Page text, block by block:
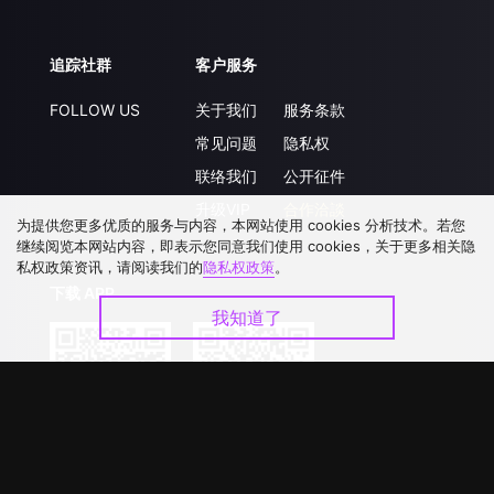
追踪社群
FOLLOW US
客户服务
关于我们
常见问题
联络我们
服务条款
隐私权
公开征件
下载 APP
为提供您更多优质的服务与内容，本网站使用 cookies 分析技术。若您
继续阅览本网站内容，即表示您同意我们使用 cookies，关于更多相关隐
私权政策资讯，请阅读我们的隐私权政策。
我知道了